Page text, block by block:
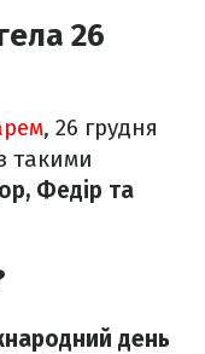
26
, 26 грудня
такими
Федір та
день